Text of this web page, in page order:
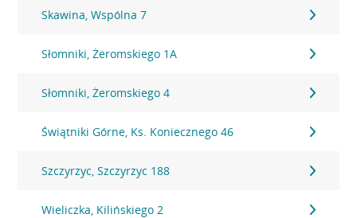
Skawina, Wspólna 7
Słomniki, Żeromskiego 1A
Słomniki, Żeromskiego 4
Świątniki Górne, Ks. Koniecznego 46
Szczyrzyc, Szczyrzyc 188
Wieliczka, Kilińskiego 2